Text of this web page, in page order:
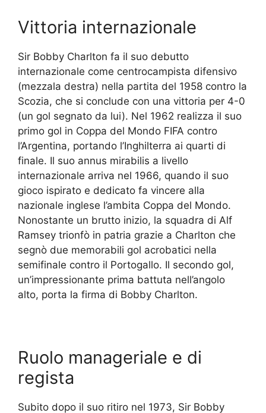
Vittoria internazionale
Sir Bobby Charlton fa il suo debutto
internazionale come centrocampista difensivo
(mezzala destra) nella partita del 1958 contro la
Scozia, che si conclude con una vittoria per 4-0
(un gol segnato da lui). Nel 1962 realizza il suo
primo gol in Coppa del Mondo FIFA contro
l’Argentina, portando l’Inghilterra ai quarti di
finale. Il suo annus mirabilis a livello
internazionale arriva nel 1966, quando il suo
gioco ispirato e dedicato fa vincere alla
nazionale inglese l’ambita Coppa del Mondo.
Nonostante un brutto inizio, la squadra di Alf
Ramsey trionfò in patria grazie a Charlton che
segnò due memorabili gol acrobatici nella
semifinale contro il Portogallo. Il secondo gol,
un’impressionante prima battuta nell’angolo
alto, porta la firma di Bobby Charlton.
Ruolo manageriale e di
regista
Subito dopo il suo ritiro nel 1973, Sir Bobby